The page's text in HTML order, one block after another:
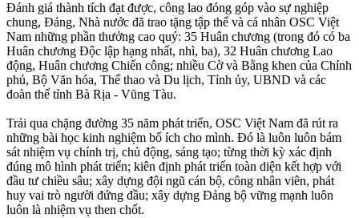
Ðánh giá thành tích đạt được, công lao đóng góp vào sự nghiệp
chung, Ðảng, Nhà nước đã trao tặng tập thể và cá nhân OSC Việt
Nam những phần thưởng cao quý: 35 Huân chương (trong đó có ba
Huân chương Ðộc lập hạng nhất, nhì, ba), 32 Huân chương Lao
động, Huân chương Chiến công; nhiều Cờ và Bằng khen của Chính
phủ, Bộ Văn hóa, Thể thao và Du lịch, Tỉnh ủy, UBND và các
đoàn thể tỉnh Bà Rịa - Vũng Tàu.
Trải qua chặng đường 35 năm phát triển, OSC Việt Nam đã rút ra
những bài học kinh nghiệm bổ ích cho mình. Ðó là luôn luôn bám
sát nhiệm vụ chính trị, chủ động, sáng tạo; từng thời kỳ xác định
đúng mô hình phát triển; kiên định phát triển toàn diện kết hợp với
đầu tư chiều sâu; xây dựng đội ngũ cán bộ, công nhân viên, phát
huy vai trò người đứng đầu; xây dựng Ðảng bộ vững mạnh luôn
luôn là nhiệm vụ then chốt.